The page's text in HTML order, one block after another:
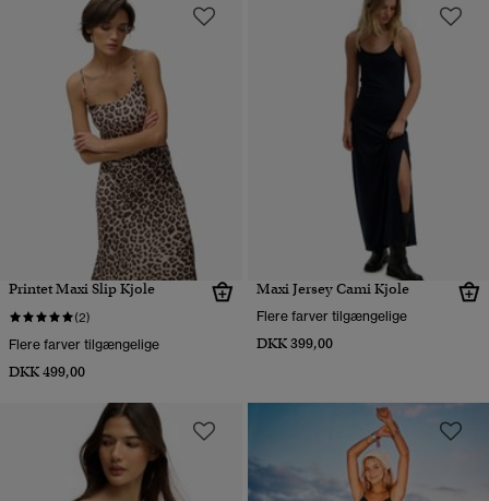
Printet Maxi Slip Kjole
(2)
Flere farver tilgængelige
DKK 499,00
Maxi Jersey Cami Kjole
Flere farver tilgængelige
DKK 399,00